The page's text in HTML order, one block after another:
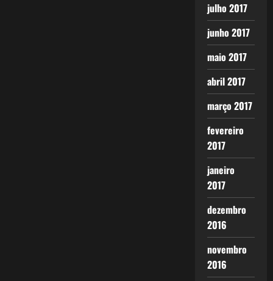
julho 2017
junho 2017
maio 2017
abril 2017
março 2017
fevereiro
2017
janeiro
2017
dezembro
2016
novembro
2016